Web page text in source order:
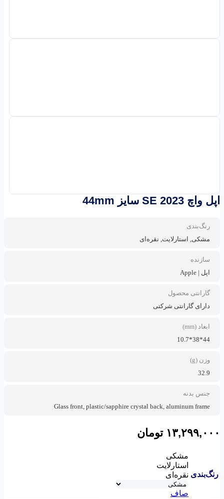
اپل واچ SE 2023 سایز 44mm
رنگ‌بندی
مشکی, استارلایت, نقره‌ای
سازنده
اپل | Apple
گارانتی محصول
دارای گارانتی شرکتی
ابعاد (mm)
44*38*10.7
وزن (g)
32.9
جنس بدنه
Glass front, plastic/sapphire crystal back, aluminum frame
۱۳,۲۹۹,۰۰۰ تومان
رنگ‌بندی
مشکی
استارلایت
نقره‌ای
صاف